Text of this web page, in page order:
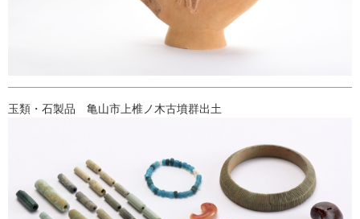
玉類・石製品 亀山市上椎ノ木古墳群出土